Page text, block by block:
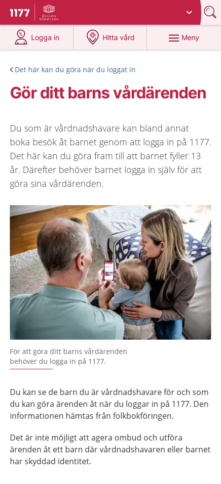
Till startsidan för 1177
Du har valt region
Logga in
på 1177.se
Hitta vård
på 1177.se
Meny
Det här kan du göra när du loggat in
Gör ditt barns vårdärenden
Du som är vårdnadshavare kan bland annat
boka besök åt barnet genom att logga in på 1177.
Det här kan du göra fram till att barnet fyller 13
år. Därefter behöver barnet logga in själv för att
göra sina vårdärenden.
För att göra ditt barns vårdärenden
behöver du logga in på 1177.
Du kan se de barn du är vårdnadshavare för och som
du kan göra ärenden åt när du loggar in på 1177. Den
informationen hämtas från folkbokföringen.
Det är inte möjligt att agera ombud och utföra
ärenden åt ett barn där vårdnadshavaren eller barnet
har skyddad identitet.